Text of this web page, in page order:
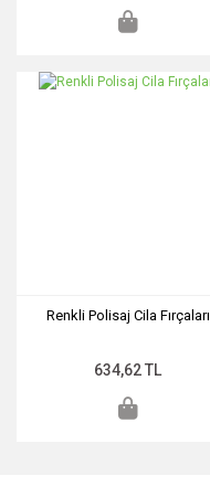
Renkli Polisaj Cila Fırçaları
634,62 TL